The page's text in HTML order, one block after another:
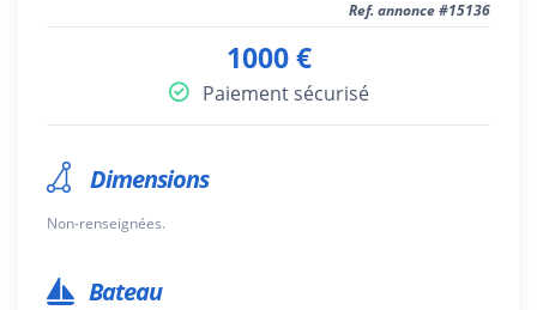
Ref. annonce #15136
1000 €
Paiement sécurisé
Dimensions
Non-renseignées.
Bateau